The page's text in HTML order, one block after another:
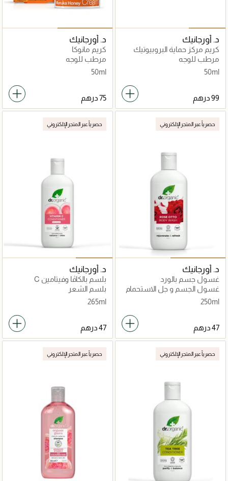
د. أورجانيك
كريم مركز حماية البروبيوتيك
للبشرة
مرطب للوجه
50ml
د. أورجانيك
كريم مانوكا
مرطب للوجه
50ml
حصرياً عبر المتجر الإلكتروني
د. أورجانيك
غسول جسم بالورد
غسول الجسم و جل الاستحمام
250ml
حصرياً عبر المتجر الإلكتروني
د. أورجانيك
بلسم بالكاڤا وفيتامين C
بلسم الشعر
265ml
حصرياً عبر المتجر الإلكتروني حصرياً عبر المتجر الإلكتروني